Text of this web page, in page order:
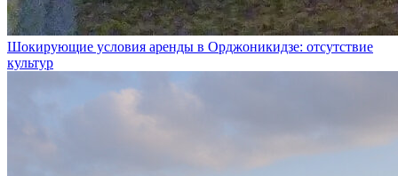
Шокирующие условия аренды в Орджоникидзе: отсутствие
культур